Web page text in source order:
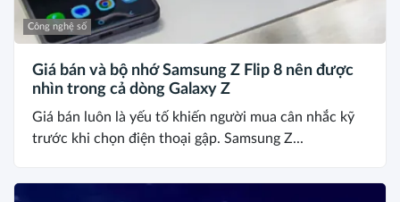
Công nghệ số
Giá bán và bộ nhớ Samsung Z Flip 8 nên được
nhìn trong cả dòng Galaxy Z
Giá bán luôn là yếu tố khiến người mua cân nhắc kỹ
trước khi chọn điện thoại gập. Samsung Z...